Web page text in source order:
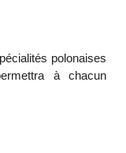
polonaises
à chacun